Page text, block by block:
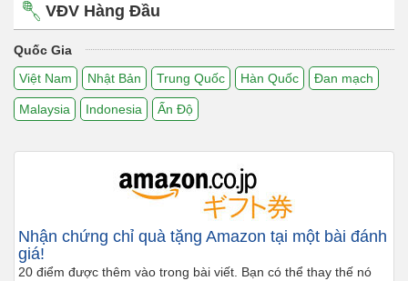
VĐV Hàng Đầu
Quốc Gia
Việt Nam
Nhật Bản Trung Quốc Hàn Quốc Đan mạch
Malaysia Indonesia Ấn Độ
Nhận chứng chỉ quà tặng Amazon tại một bài đánh
giá!
20 điểm được thêm vào trong bài viết. Bạn có thể thay thế nó